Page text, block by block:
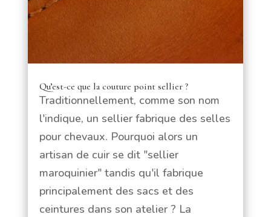
Qu’est-ce que la couture point sellier ?
Traditionnellement, comme son nom
l'indique, un sellier fabrique des selles
pour chevaux. Pourquoi alors un
artisan de cuir se dit "sellier
maroquinier" tandis qu'il fabrique
principalement des sacs et des
ceintures dans son atelier ? La